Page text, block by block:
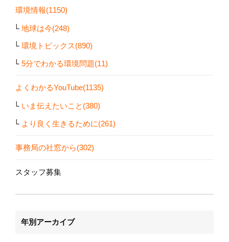
環境情報(1150)
地球は今(248)
環境トピックス(890)
5分でわかる環境問題(11)
よくわかるYouTube(1135)
いま伝えたいこと(380)
より良く生きるために(261)
事務局の社窓から(302)
スタッフ募集
年別アーカイブ